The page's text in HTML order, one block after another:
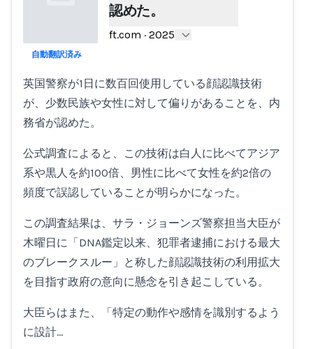
認めた。
ft.com · 2025
自動翻訳済み
英国警察が1日に数百回使用している顔認識技術
が、少数民族や女性に対して偏りがあることを、内
務省が認めた。
公式調査によると、この技術は白人に比べてアジア
系や黒人を約100倍、男性に比べて女性を約2倍の
頻度で誤認していることが明らかになった。
この調査結果は、サラ・ジョーンズ警察担当大臣が
木曜日に「DNA鑑定以来、犯罪者逮捕における最大
のブレークスルー」と称した顔認識技術の利用拡大
を目指す政府の意向に懸念を引き起こしている。
大臣らはまた、「特定の動作や感情を識別するよう
に設計…